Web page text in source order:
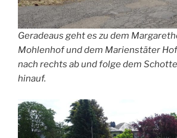
Geradeaus geht es zu dem
Mohlenhof und dem Marienstäter
nach rechts ab und folge dem
hinauf.